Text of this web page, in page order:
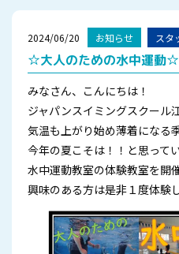
2024/06/20 お知らせ スタ
☆大人のための水中運動☆
みなさん、こんにちは！
ジャパンスイミングスクール
気温も上がり始め薄着になる
今年の夏こそは！！と思って
水中運動教室の体験教室を開
興味のある方は是非１度体験